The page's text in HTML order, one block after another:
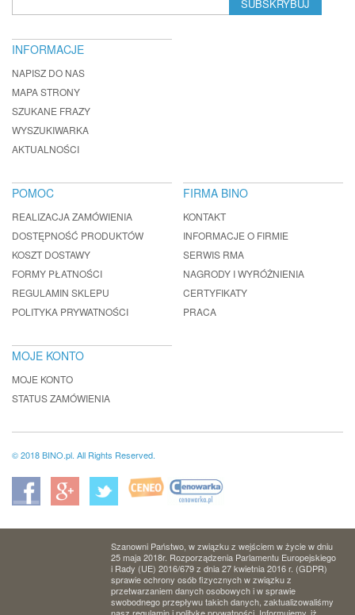
SUBSKRYBUJ
INFORMACJE
NAPISZ DO NAS
MAPA STRONY
SZUKANE FRAZY
WYSZUKIWARKA
AKTUALNOŚCI
POMOC
REALIZACJA ZAMÓWIENIA
DOSTĘPNOŚĆ PRODUKTÓW
KOSZT DOSTAWY
FORMY PŁATNOŚCI
REGULAMIN SKLEPU
POLITYKA PRYWATNOŚCI
FIRMA BINO
KONTAKT
INFORMACJE O FIRMIE
SERWIS RMA
NAGRODY I WYRÓŻNIENIA
CERTYFIKATY
PRACA
MOJE KONTO
MOJE KONTO
STATUS ZAMÓWIENIA
© 2018 BINO.pl. All Rights Reserved.
Szanowni Państwo, w związku z wejściem w życie w dniu
25 maja 2018r. Rozporządzenia Parlamentu Europejskiego
i Rady (UE) 2016/679 z dnia 27 kwietnia 2016 r. (GDPR)
sprawie ochrony osób fizycznych w związku z
przetwarzaniem danych osobowych i w sprawie
swobodnego przepływu takich danych, zaktualizowaliśmy
nasz regulamin i politykę prywatności. Informujemy, iż